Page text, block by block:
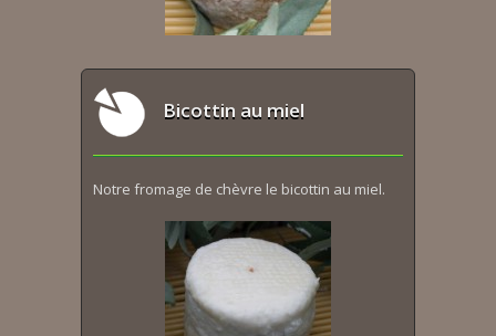
Bicottin au miel
Notre fromage de chèvre le bicottin au miel.